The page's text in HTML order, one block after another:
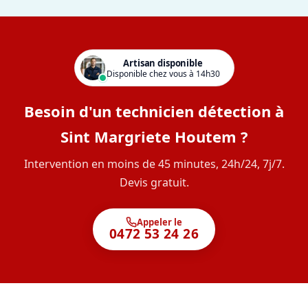
Artisan disponible
Disponible chez vous à 14h30
Besoin d'un technicien détection à
Sint Margriete Houtem ?
Intervention en moins de 45 minutes, 24h/24, 7j/7.
Devis gratuit.
Appeler le
0472 53 24 26